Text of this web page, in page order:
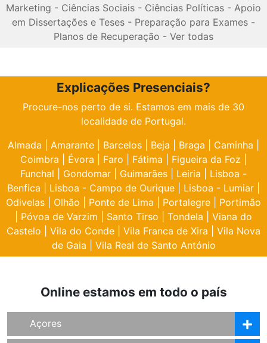
Marketing - Ciências Sociais - Ciências Políticas - Apoio
em Dissertações e Teses - Preparação para Exames -
Planos de Recuperação - Ver todas
Explicações Presenciais?
Procure-nos perto de si. Estamos em mais de 30
localidade de Portugal.
Almada
Amarante Barcelos Beja Braga Caminha
Coimbra
Évora Faro Fátima Figueira da Foz
Funchal
Gondomar Guimarães Leiria
Lisboa -
Benfica
Lisboa - Campo de Ourique Lisboa - Lumiar
Odivelas
Olhão Ponte de Lima Portalegre
Portimão
Póvoa de Varzim Santo Tirso Tondela
Viana do
Castelo
Vila do Conde Vila Franca de Xira
Vila Nova
de Gaia
Vila Real de Santo António
Online estamos em todo o país
Açores